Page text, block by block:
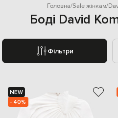
Головна Sale жінкам
Боді David
Фільтри
NEW
- 40%